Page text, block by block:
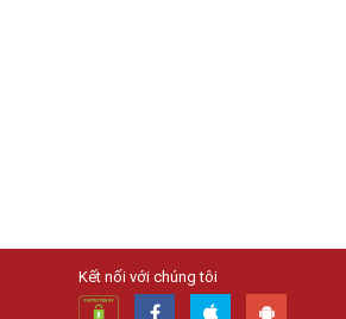
Kết nối với chúng tôi